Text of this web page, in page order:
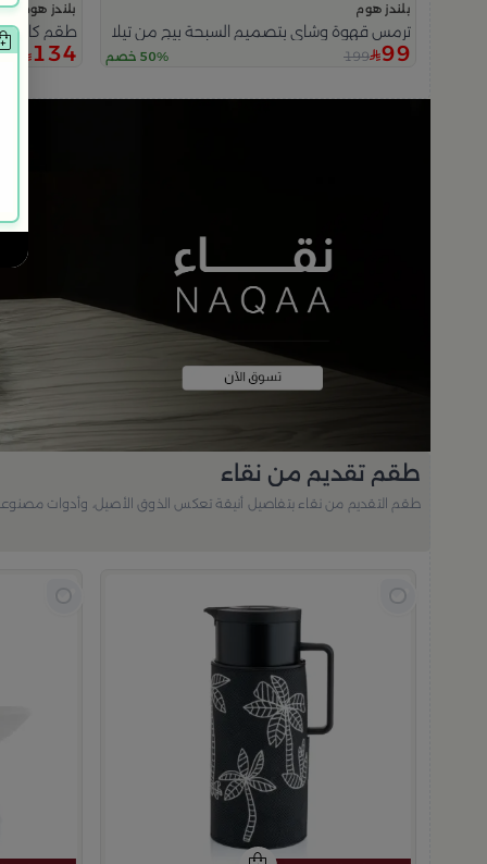
بلندز هوم
ترمس قهوة وشاي بتصميم السبحة بيج من تيلا
99
199 50% خصم
بلندز هوم
طقم كاسات شاي 6 قطع متعدد
134
طقم تقديم من نقاء
طقم التقديم من نقاء بتفاصيل أنيقة تعكس الذوق الأصيل، وأدوات